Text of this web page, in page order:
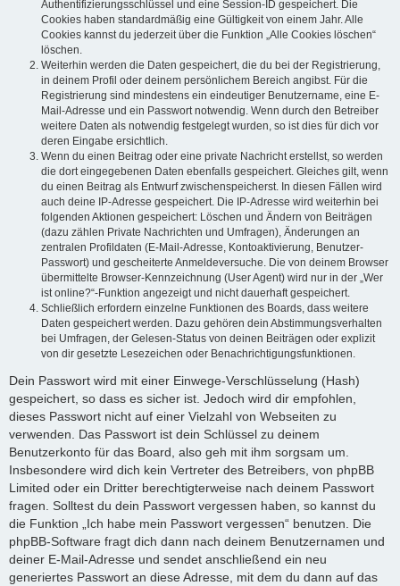
Authentifizierungsschlüssel und eine Session-ID gespeichert. Die
Cookies haben standardmäßig eine Gültigkeit von einem Jahr. Alle
Cookies kannst du jederzeit über die Funktion „Alle Cookies löschen“
löschen.
Weiterhin werden die Daten gespeichert, die du bei der Registrierung,
in deinem Profil oder deinem persönlichem Bereich angibst. Für die
Registrierung sind mindestens ein eindeutiger Benutzername, eine E-
Mail-Adresse und ein Passwort notwendig. Wenn durch den Betreiber
weitere Daten als notwendig festgelegt wurden, so ist dies für dich vor
deren Eingabe ersichtlich.
Wenn du einen Beitrag oder eine private Nachricht erstellst, so werden
die dort eingegebenen Daten ebenfalls gespeichert. Gleiches gilt, wenn
du einen Beitrag als Entwurf zwischenspeicherst. In diesen Fällen wird
auch deine IP-Adresse gespeichert. Die IP-Adresse wird weiterhin bei
folgenden Aktionen gespeichert: Löschen und Ändern von Beiträgen
(dazu zählen Private Nachrichten und Umfragen), Änderungen an
zentralen Profildaten (E-Mail-Adresse, Kontoaktivierung, Benutzer-
Passwort) und gescheiterte Anmeldeversuche. Die von deinem Browser
übermittelte Browser-Kennzeichnung (User Agent) wird nur in der „Wer
ist online?“-Funktion angezeigt und nicht dauerhaft gespeichert.
Schließlich erfordern einzelne Funktionen des Boards, dass weitere
Daten gespeichert werden. Dazu gehören dein Abstimmungsverhalten
bei Umfragen, der Gelesen-Status von deinen Beiträgen oder explizit
von dir gesetzte Lesezeichen oder Benachrichtigungsfunktionen.
Dein Passwort wird mit einer Einwege-Verschlüsselung (Hash)
gespeichert, so dass es sicher ist. Jedoch wird dir empfohlen,
dieses Passwort nicht auf einer Vielzahl von Webseiten zu
verwenden. Das Passwort ist dein Schlüssel zu deinem
Benutzerkonto für das Board, also geh mit ihm sorgsam um.
Insbesondere wird dich kein Vertreter des Betreibers, von phpBB
Limited oder ein Dritter berechtigterweise nach deinem Passwort
fragen. Solltest du dein Passwort vergessen haben, so kannst du
die Funktion „Ich habe mein Passwort vergessen“ benutzen. Die
phpBB-Software fragt dich dann nach deinem Benutzernamen und
deiner E-Mail-Adresse und sendet anschließend ein neu
generiertes Passwort an diese Adresse, mit dem du dann auf das